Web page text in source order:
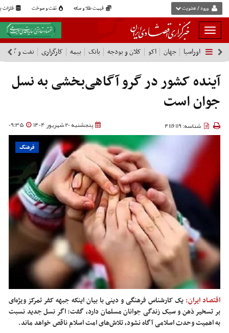
قیمت طلا و سکه نفت و سوخت فلزات ورود / عضویت
بار
و
بسته
نمودن
فهرست
اوراسیا جهان اکو کلان و بودجه بانک بیمه کارگزاری نفت و گاز
آینده کشور در گرو آگاهی‌بخشی به نسل
جوان است
پنجشنبه 20 شهریور 1404 09:35 شناسه: 4116119
فرهنگ
اقتصاد ایران: یک کارشناس فرهنگی و دینی با بیان اینکه جبهه کفر تمرکز ویژه‌ای
بر تسخیر ذهن و سبک زندگی جوانان مسلمان دارد، گفت: اگر نسل جدید نسبت
به اهمیت وحدت اسلامی آگاه نشود، تلاش‌های امت اسلام ناقص خواهد ماند.